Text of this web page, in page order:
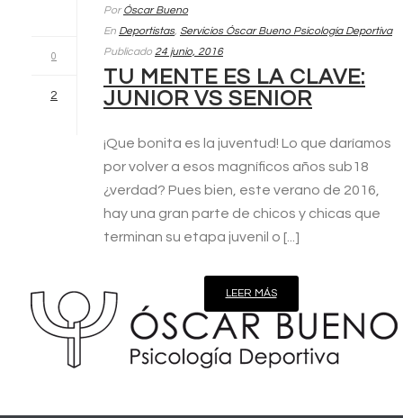
0
2
Por Óscar Bueno
En Deportistas, Servicios Óscar Bueno Psicología Deportiva
Publicado 24 junio, 2016
TU MENTE ES LA CLAVE:
JUNIOR VS SENIOR
¡Que bonita es la juventud! Lo que daríamos
por volver a esos magníficos años sub18
¿verdad? Pues bien, este verano de 2016,
hay una gran parte de chicos y chicas que
terminan su etapa juvenil o [...]
LEER MÁS